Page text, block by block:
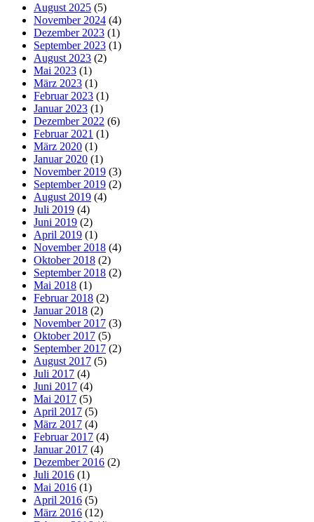
August 2025 (5)
November 2024 (4)
Dezember 2023 (1)
September 2023 (1)
August 2023 (2)
Mai 2023 (1)
März 2023 (1)
Februar 2023 (1)
Januar 2023 (1)
Dezember 2022 (6)
Februar 2021 (1)
März 2020 (1)
Januar 2020 (1)
November 2019 (3)
September 2019 (2)
August 2019 (4)
Juli 2019 (4)
Juni 2019 (2)
April 2019 (1)
November 2018 (4)
Oktober 2018 (2)
September 2018 (2)
Mai 2018 (1)
Februar 2018 (2)
Januar 2018 (2)
November 2017 (3)
Oktober 2017 (5)
September 2017 (2)
August 2017 (5)
Juli 2017 (4)
Juni 2017 (4)
Mai 2017 (5)
April 2017 (5)
März 2017 (4)
Februar 2017 (4)
Januar 2017 (4)
Dezember 2016 (2)
Juli 2016 (1)
Mai 2016 (1)
April 2016 (5)
März 2016 (12)